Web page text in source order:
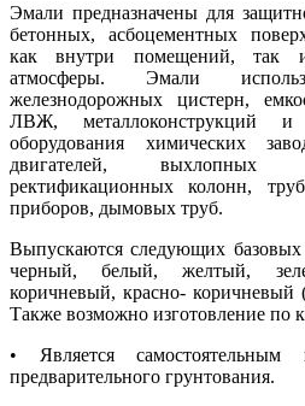
Эмали предназначены для
бетонных, асбоцементных
как внутри помещений, так
атмосферы. Эмали
железнодорожных цистерн,
ЛВЖ, металлоконструкций и
оборудования химических
двигателей, выхлопных
ректификационных колонн,
приборов, дымовых труб.
Выпускаются следующих базовых
черный, белый, желтый,
коричневый, красно- коричневый
Также возможно изготовление по
• Является
предварительного грунтования.